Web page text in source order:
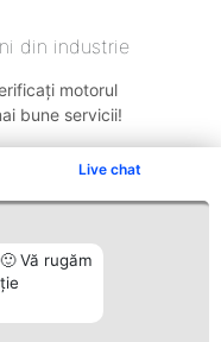
Live chat
Vă rugăm
din industrie
motorul
bune servicii!